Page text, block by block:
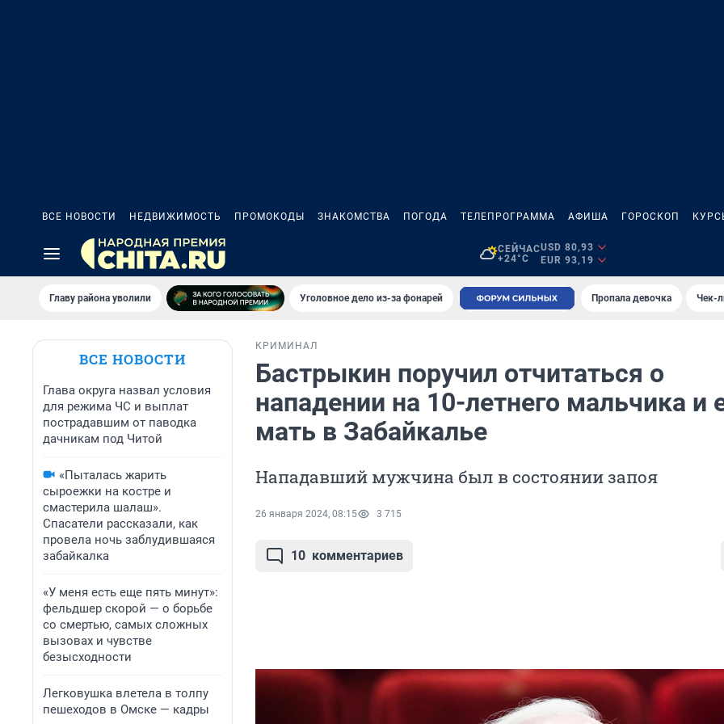
ВСЕ НОВОСТИ НЕДВИЖИМОСТЬ ПРОМОКОДЫ ЗНАКОМСТВА ПОГОДА ТЕЛЕПРОГРАММА АФИША ГОРОСКОП
СЕЙЧАС
+24°C
USD 80,93
EUR 93,19
Главу района уволили Уголовное дело из-за фонарей Пропала девочка Чек-
ВСЕ НОВОСТИ
Глава округа назвал условия
для режима ЧС и выплат
пострадавшим от паводка
дачникам под Читой
«Пыталась жарить
сыроежки на костре и
смастерила шалаш».
Спасатели рассказали, как
провела ночь заблудившаяся
забайкалка
«У меня есть еще пять минут»:
фельдшер скорой — о борьбе
со смертью, самых сложных
вызовах и чувстве
безысходности
Легковушка влетела в толпу
пешеходов в Омске — кадры
КРИМИНАЛ
Бастрыкин поручил отчитаться о
нападении на 10-летнего мальчика и
мать в Забайкалье
Нападавший мужчина был в состоянии запоя
26 января 2024, 08:15 3 715
10 комментариев